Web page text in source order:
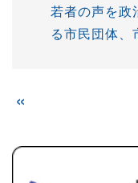
若者の声を
る市民団体、
«